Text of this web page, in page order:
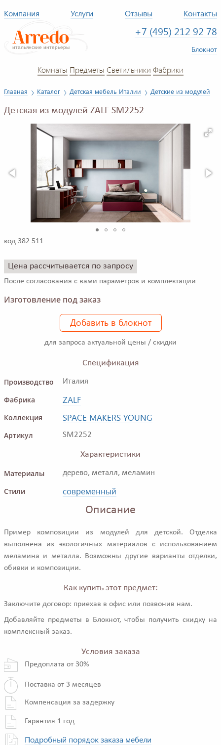
Компания Услуги Отзывы Контакты
+7 (495) 212 92 78
Блокнот
Комнаты Предметы Светильники Фабрики
Главная Каталог Детская мебель Италии Детские из модулей
Детская из модулей ZALF SM2252
код 382 511
Цена рассчитывается по запросу
После согласования с вами параметров и комплектации
Изготовление под заказ
Добавить в блокнот
для запроса актуальной цены / скидки
Спецификация
Производство
Италия
Фабрика ZALF
Коллекция SPACE MAKERS YOUNG
Артикул SM2252
Характеристики
Материалы
дерево, металл, меламин
Стили современный
Описание
Пример композиции из модулей для детской. Отделка
выполнена из экологичных материалов с использованием
меламина и металла. Возможны другие варианты отделки,
обивки и композиции.
Как купить этот предмет:
Заключите договор: приехав в офис или позвонив нам.
Добавляйте предметы в Блокнот, чтобы получить скидку на
комплексный заказ.
Условия заказа
Предоплата от 30%
Поставка от 3 месяцев
Компенсация за задержку
Гарантия 1 год
Подробный порядок заказа мебели